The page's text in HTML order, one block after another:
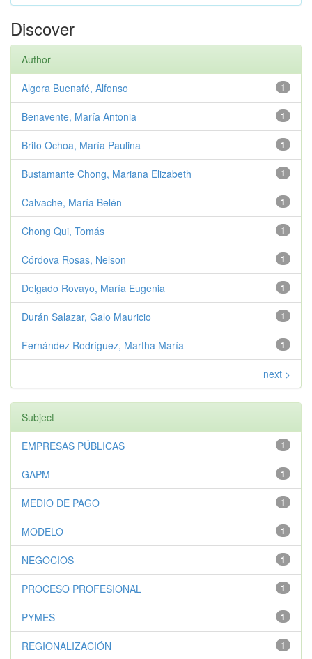
Discover
Author
1
Algora Buenafé, Alfonso
1
Benavente, María Antonia
1
Brito Ochoa, María Paulina
1
Bustamante Chong, Mariana Elizabeth
1
Calvache, María Belén
1
Chong Qui, Tomás
1
Córdova Rosas, Nelson
1
Delgado Rovayo, María Eugenia
1
Durán Salazar, Galo Mauricio
1
Fernández Rodríguez, Martha María
next >
Subject
1
EMPRESAS PÚBLICAS
1
GAPM
1
MEDIO DE PAGO
1
MODELO
1
NEGOCIOS
1
PROCESO PROFESIONAL
1
PYMES
1
REGIONALIZACIÓN